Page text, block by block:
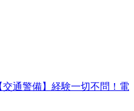
通警備】経験一切不問！電